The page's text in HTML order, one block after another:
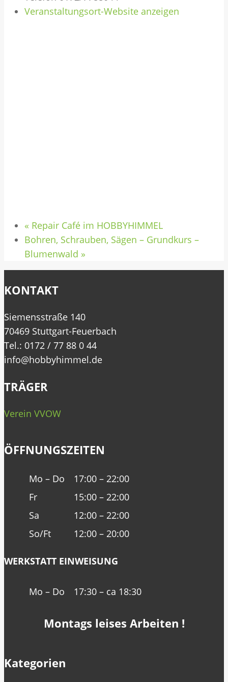
Veranstaltungsort-Website anzeigen
« Repair Café im HOBBYHIMMEL
Bohren, Schrauben, Sägen – Grundkurs –
Blumenwald »
KONTAKT
Siemensstraße 140
70469 Stuttgart-Feuerbach
Tel.: 0172 / 77 88 0 44
info@hobbyhimmel.de
TRÄGER
Verein VVOW
ÖFFNUNGSZEITEN
Mo – Do
17:00 – 22:00
Fr
15:00 – 22:00
Sa
12:00 – 22:00
So/Ft
12:00 – 20:00
WERKSTATT EINWEISUNG
Mo – Do 17:30 – ca 18:30
Montags leises Arbeiten !
Kategorien